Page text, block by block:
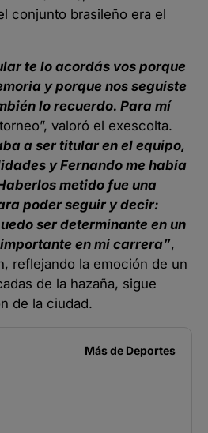
conjunto brasileño era el
te lo acordás vos porque
y porque nos seguiste
lo recuerdo. Para mí
valoró el exescolta.
a ser titular en el equipo,
y Fernando me había
metido fue una
poder seguir y decir:
ser determinante en un
en mi carrera”,
reflejando la emoción de un
de la hazaña, sigue
de la ciudad.
Más de Deportes